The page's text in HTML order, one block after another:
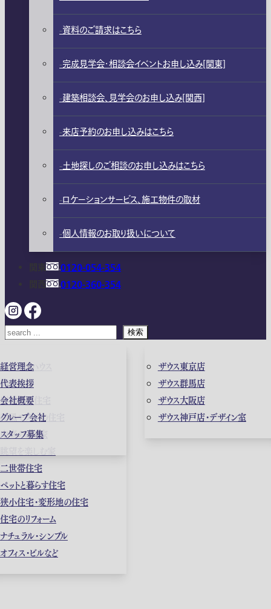
ガレージハウス
高級住宅
店舗併用住宅
和風モダンの住宅
中庭のある家
二世帯住宅
ペットと暮らす住宅
狭小住宅・変形地の住宅
住宅のリフォーム
ナチュラル・シンプル
オフィス・ビルなど
経営理念
代表挨拶
会社概要
グループ会社
スタッフ募集
ザウス東京店
ザウス群馬店
ザウス大阪店
ザウス神戸店・デザイン室
資料のご請求はこちら
完成見学会・相談会イベントお申し込み[関東]
建築相談会、見学会のお申し込み[関西]
来店予約のお申し込みはこちら
土地探しのご相談のお申し込みはこちら
ロケーションサービス、施工物件の取材
個人情報のお取り扱いについて
0120-054-354
0120-360-354
検索